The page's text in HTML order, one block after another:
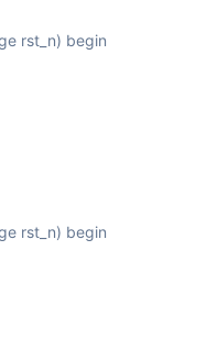
rst_n) begin
rst_n) begin